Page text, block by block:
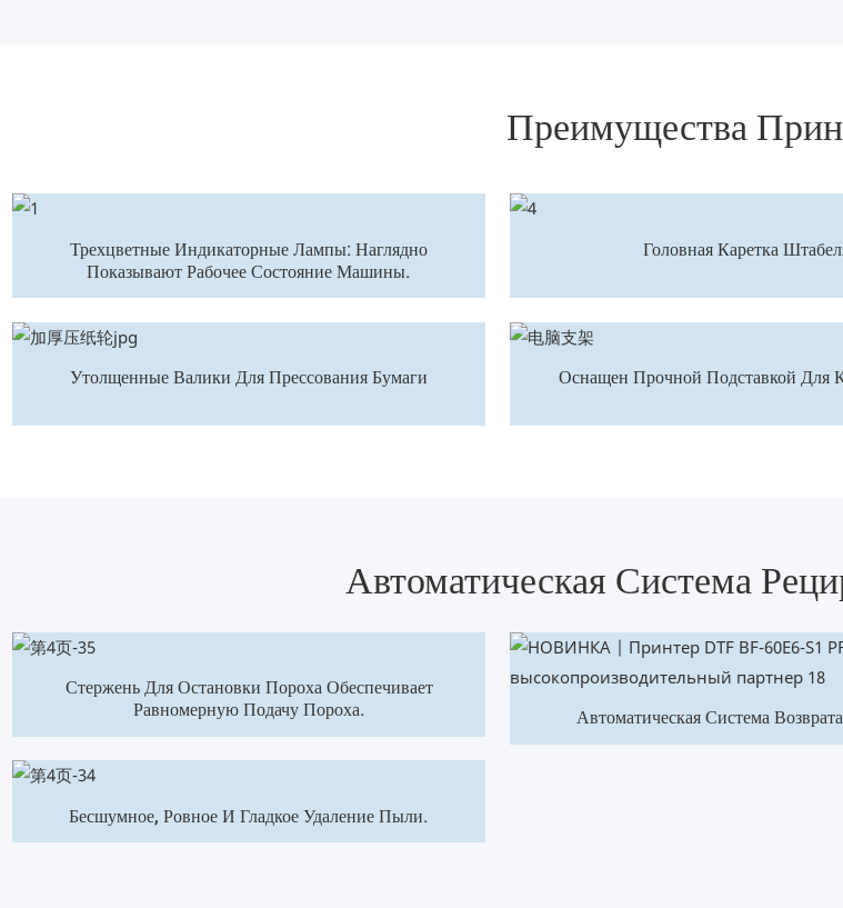
Преимущества
Трехцветные Индикаторные Лампы: Наглядно
Показывают Рабочее Состояние Машины.
Головная Каретка
Утолщенные Валики Для Прессования Бумаги Оснащен Прочной Подставкой Для
Автоматическая Система
Стержень Для Остановки Пороха Обеспечивает
Равномерную Подачу Пороха.
Бесшумное, Ровное И Гладкое Удаление Пыли.
Автоматическая Система